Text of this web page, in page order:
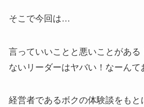
そこで今回は…
言っていいことと悪いことがある
ないリーダーはヤバい！なーんて
経営者であるボクの体験談をもと